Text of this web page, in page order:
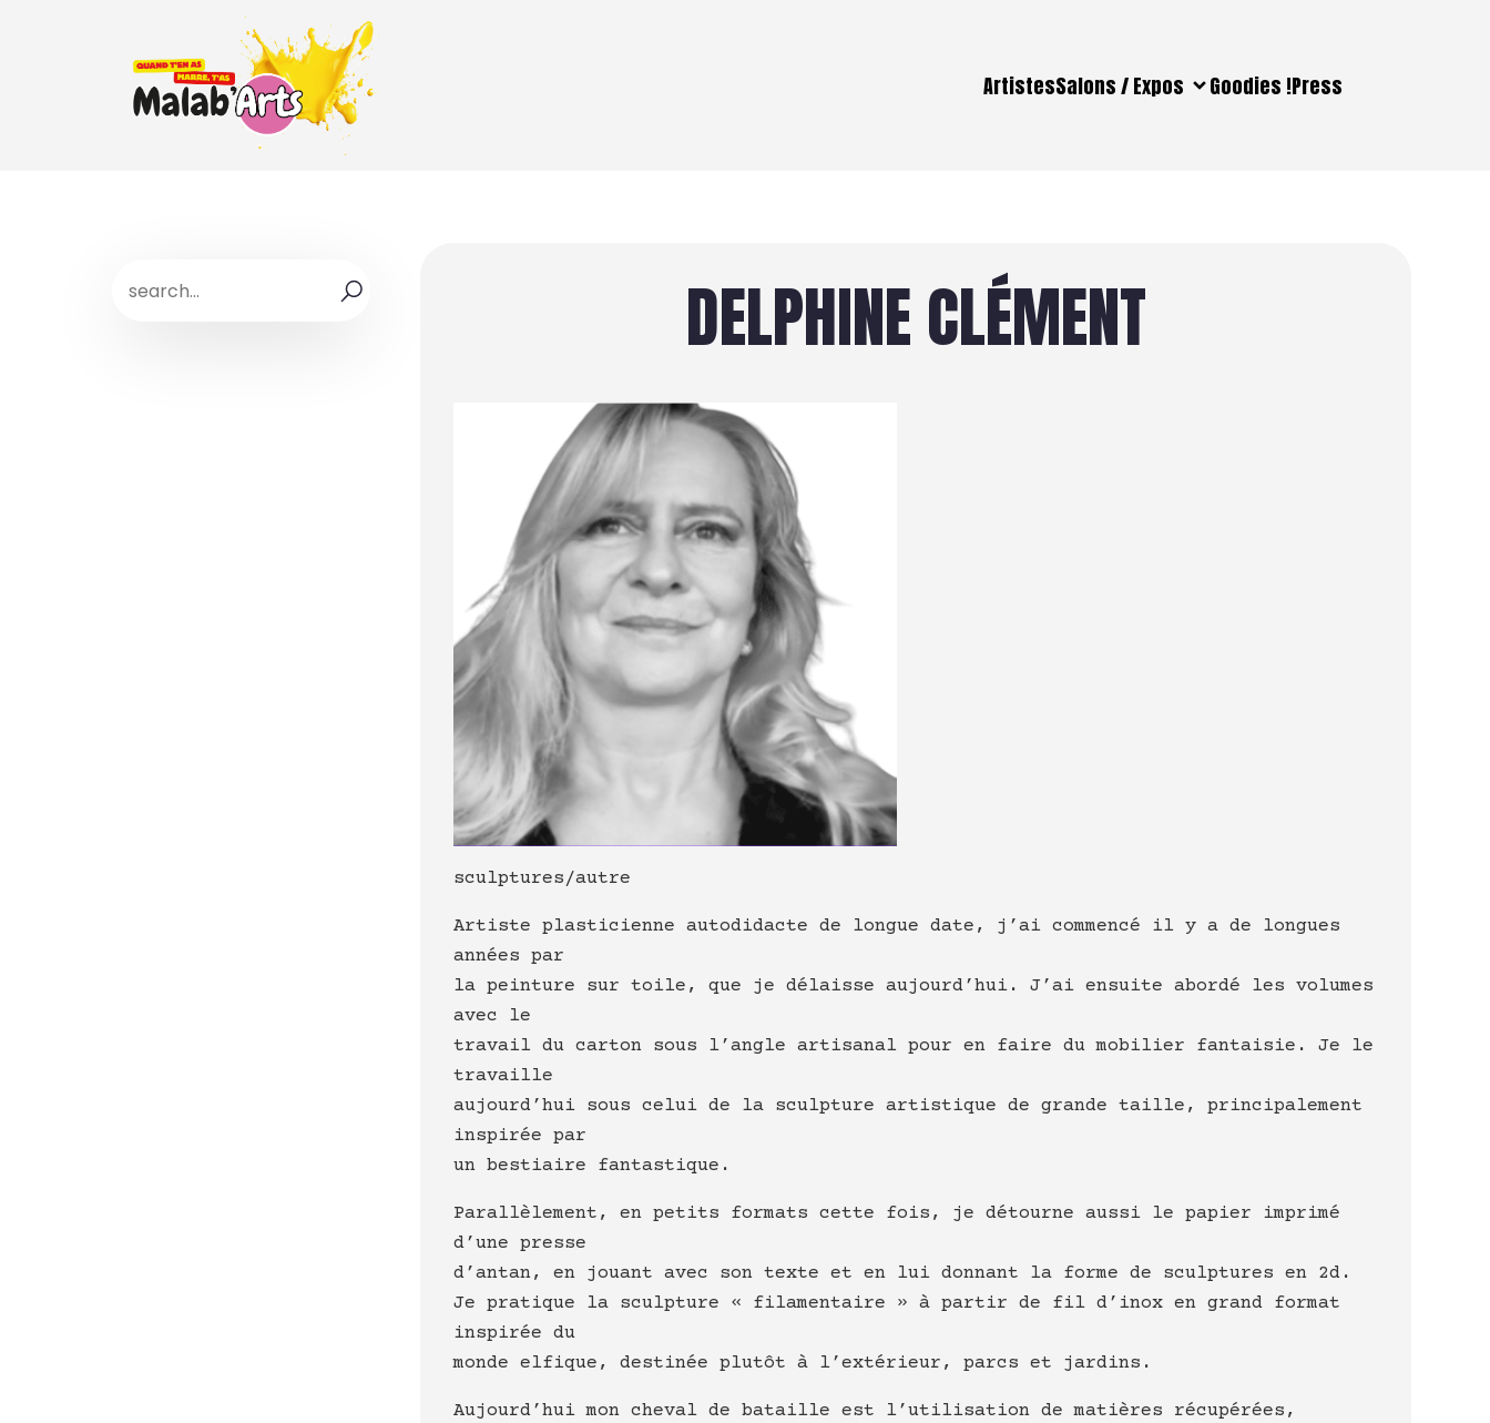
ArtistesSalons / Expos Goodies !Press
DELPHINE CLÉMENT
sculptures/autre
Artiste plasticienne autodidacte de longue date, j’ai commencé il y a de longues
années par
la peinture sur toile, que je délaisse aujourd’hui. J’ai ensuite abordé les volumes
avec le
travail du carton sous l’angle artisanal pour en faire du mobilier fantaisie. Je le
travaille
aujourd’hui sous celui de la sculpture artistique de grande taille, principalement
inspirée par
un bestiaire fantastique.
Parallèlement, en petits formats cette fois, je détourne aussi le papier imprimé
d’une presse
d’antan, en jouant avec son texte et en lui donnant la forme de sculptures en 2d.
Je pratique la sculpture « filamentaire » à partir de fil d’inox en grand format
inspirée du
monde elfique, destinée plutôt à l’extérieur, parcs et jardins.
Aujourd’hui mon cheval de bataille est l’utilisation de matières récupérées,